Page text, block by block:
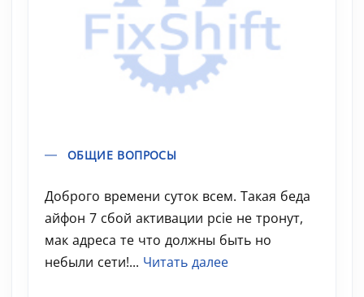
ОБЩИЕ ВОПРОСЫ
Доброго времени суток всем. Такая беда
айфон 7 сбой активации pcie не тронут,
мак адреса те что должны быть но
небыли сети!... Читать далее